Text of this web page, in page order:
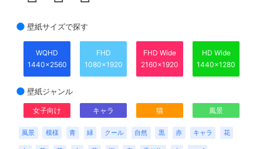
壁紙サイズで探す
WQHD
1440x2560
FHD
1080x1920
FHD Wide
2160x1920
HD Wide
1440x1280
壁紙ジャンル
女子向け キャラ 猫 風景
風景 模様 青 緑 クール 自然 黒 赤 キャラ 花